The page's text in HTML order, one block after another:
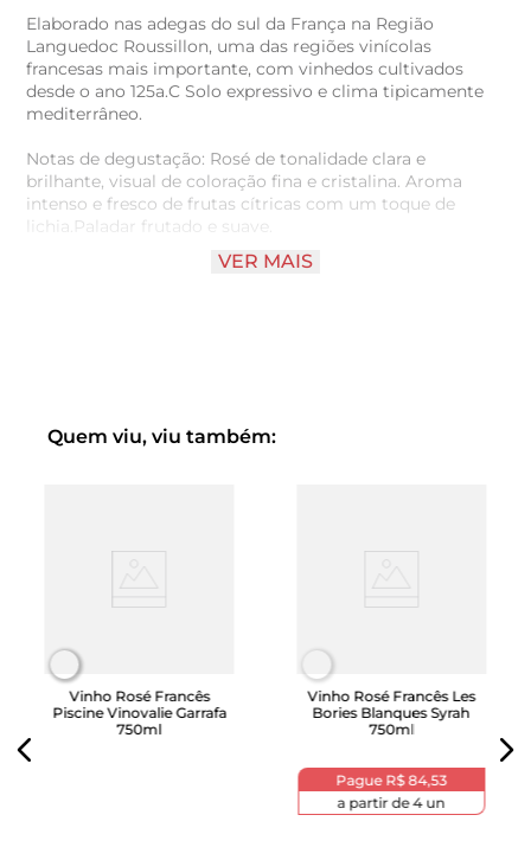
Elaborado nas adegas do sul da França na Região
Languedoc Roussillon, uma das regiões vinícolas
francesas mais importante, com vinhedos cultivados
desde o ano 125a.C Solo expressivo e clima tipicamente
mediterrâneo.
Notas de degustação: Rosé de tonalidade clara e
brilhante, visual de coloração fina e cristalina. Aroma
intenso e fresco de frutas cítricas com um toque de
lichia.Paladar frutado e suave.
Harmonização: Ideal para acompanhar pratos de
VER MAIS
Quem viu, viu também:
Vinho Rosé Francês
Piscine Vinovalie Garrafa
750ml
Vinho Rosé Francês Les
Bories Blanques Syrah
750ml
Pague R$ 84,53
a partir de4un